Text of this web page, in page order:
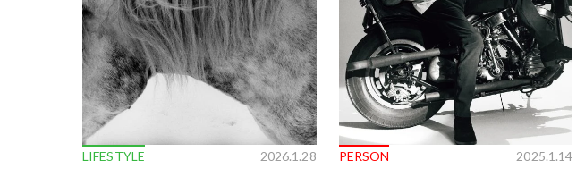
LIFESTYLE 2026.1.28 PERSON 2025.1.14